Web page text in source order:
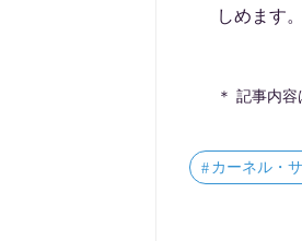
しめます
＊ 記事内
カーネル・